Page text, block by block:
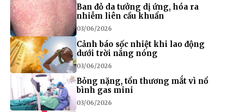
Ban đỏ da tưởng dị ứng, hóa ra
nhiễm liên cầu khuẩn
03/06/2026
Cảnh báo sốc nhiệt khi lao động
dưới trời nắng nóng
03/06/2026
Bỏng nặng, tổn thương mắt vì nổ
bình gas mini
03/06/2026